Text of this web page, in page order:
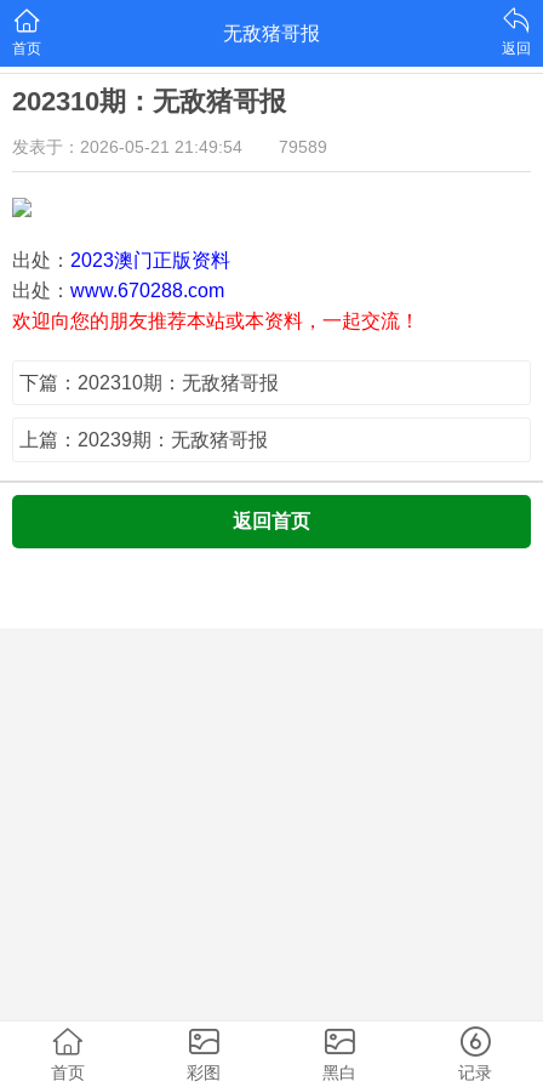
首页
无敌猪哥报
返回
202310期：无敌猪哥报
发表于：2026-05-21 21:49:54 79589
出处： 2023澳门正版资料
出处： www.670288.com
欢迎向您的朋友推荐本站或本资料，一起交流！
下篇：202310期：无敌猪哥报
上篇：20239期：无敌猪哥报
返回首页
首页 彩图 黑白 记录